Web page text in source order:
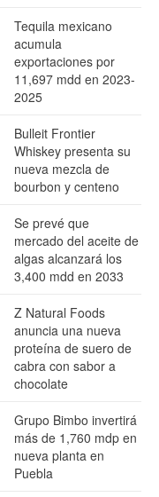
Tequila mexicano
acumula
exportaciones por
11,697 mdd en 2023-
2025
Bulleit Frontier
Whiskey presenta su
nueva mezcla de
bourbon y centeno
Se prevé que
mercado del aceite de
algas alcanzará los
3,400 mdd en 2033
Z Natural Foods
anuncia una nueva
proteína de suero de
cabra con sabor a
chocolate
Grupo Bimbo invertirá
más de 1,760 mdp en
nueva planta en
Puebla